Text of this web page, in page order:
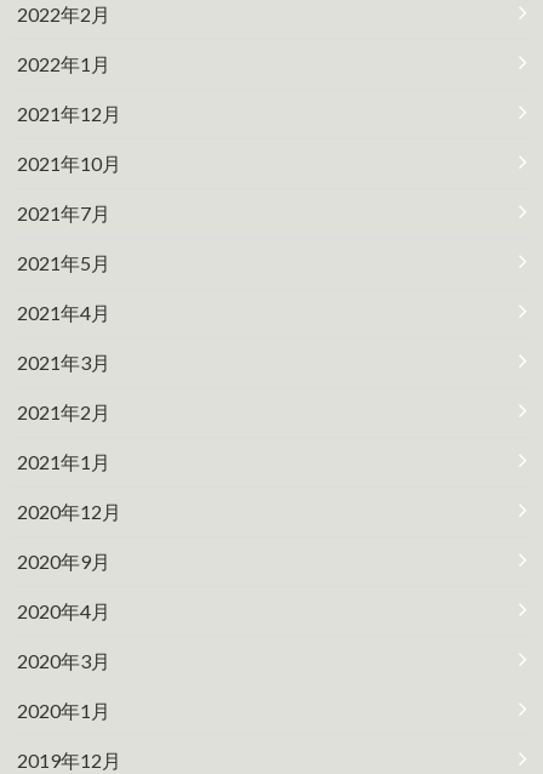
2022年2月
2022年1月
2021年12月
2021年10月
2021年7月
2021年5月
2021年4月
2021年3月
2021年2月
2021年1月
2020年12月
2020年9月
2020年4月
2020年3月
2020年1月
2019年12月